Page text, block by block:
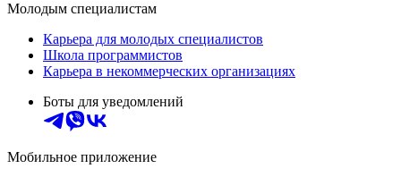
Молодым специалистам
Карьера для молодых специалистов
Школа программистов
Карьера в некоммерческих организациях
Боты для уведомлений
Мобильное приложение